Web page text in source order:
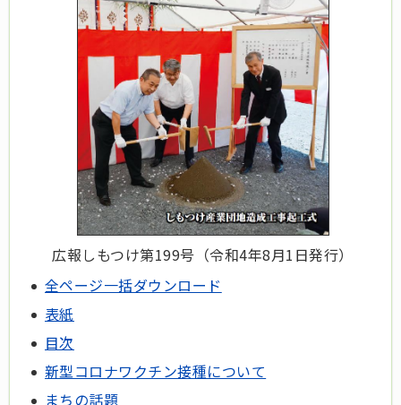
広報しもつけ第199号（令和4年8月1日発行）
全ページ一括ダウンロード
表紙
目次
新型コロナワクチン接種について
まちの話題